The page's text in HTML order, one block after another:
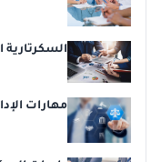
السكرتارية
مهارات